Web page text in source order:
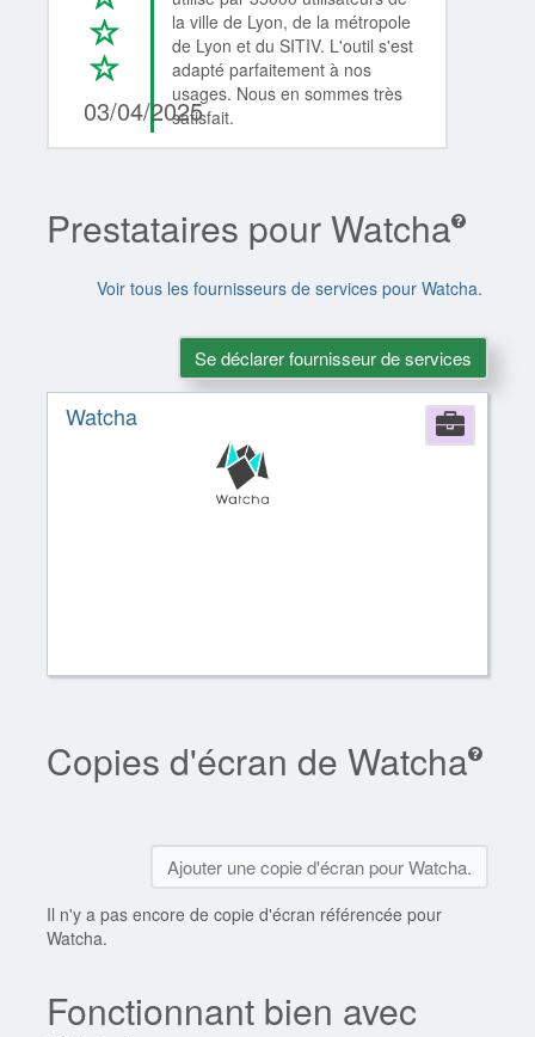
03/04/2025
la ville de Lyon, de la métropole
de Lyon et du SITIV. L'outil s'est
adapté parfaitement à nos
usages. Nous en sommes très
satisfait.
Prestataires pour Watcha
Voir tous les fournisseurs de services pour Watcha.
Se déclarer fournisseur de services
Watcha
Copies d'écran de Watcha
Ajouter une copie d'écran pour Watcha.
Il n'y a pas encore de copie d'écran référencée pour
Watcha.
Fonctionnant bien avec